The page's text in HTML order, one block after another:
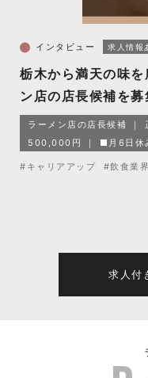
インタビュー 求人情報
栃木から満天の味
ン店の店長候補を
ラーメン店の店長候補
500,000円
■月6日休
#キャリアアップ #飲食業界
求人付